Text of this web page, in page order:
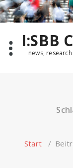
Zum
Inhalt
springen
I:SBB
news,
Start /